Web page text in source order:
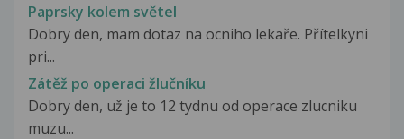
Paprsky kolem světel
Dobry den, mam dotaz na ocniho lekaře. Přítelkyni
pri...
Zátěž po operaci žlučníku
Dobry den, už je to 12 tydnu od operace zlucniku
muzu...